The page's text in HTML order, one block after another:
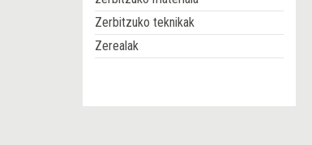
Zerbitzuko teknikak
Zerealak